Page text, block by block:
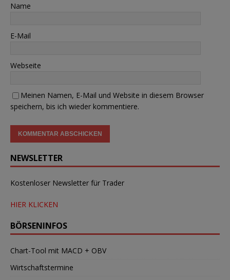
Name
E-Mail
Webseite
Meinen Namen, E-Mail und Website in diesem Browser
speichern, bis ich wieder kommentiere.
NEWSLETTER
Kostenloser Newsletter für Trader
HIER KLICKEN
BÖRSENINFOS
Chart-Tool mit MACD + OBV
Wirtschaftstermine